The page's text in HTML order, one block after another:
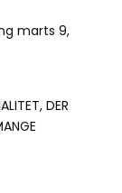
marts 9,
DER